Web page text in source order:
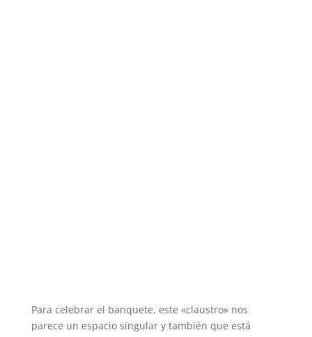
Para celebrar el banquete, este «claustro» nos
parece un espacio singular y también que está